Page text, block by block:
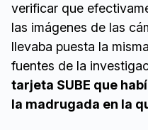
verificar que
las imágenes de las
llevaba puesta la
fuentes de la
tarjeta SUBE que
la madrugada en la